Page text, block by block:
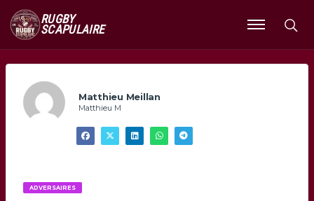
RUGBY
SCAPULAIRE
Ouvrir
le
Matthieu Meillan
Matthieu M
ADVERSAIRES